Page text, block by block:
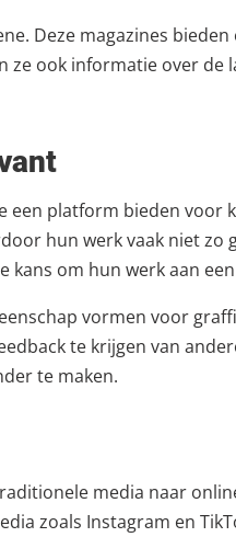
Deze magazines
ook informatie over
platform bieden voor
hun werk vaak niet zo
kans om hun werk aan
vormen voor
te krijgen van
te maken.
media naar
zoals Instagram en